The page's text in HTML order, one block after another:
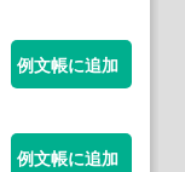
例文帳に追加
例文帳に追加